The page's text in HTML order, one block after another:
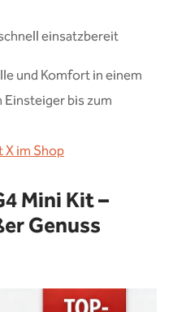
einsatzbereit
und Komfort in einem
bis zum
im Shop
Mini Kit –
Genuss